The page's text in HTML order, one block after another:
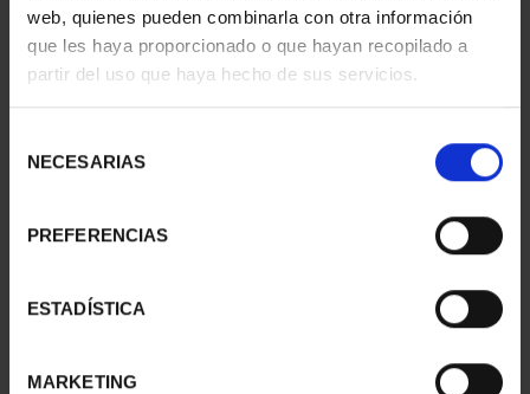
web, quienes pueden combinarla con otra información
que les haya proporcionado o que hayan recopilado a
partir del uso que haya hecho de sus servicios.
NECESARIAS
PREFERENCIAS
ESTADÍSTICA
MARKETING
SUSCRIPCIÓN
CAPITALES DE
949,00 €
registrados
SUSCRIPCIÓN
CAPITALES DE
949,00 €
registrados